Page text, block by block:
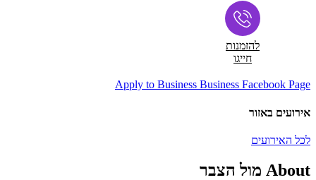
להזמנות
חייגו
Apply to Business Business Facebook Page
אירועים באזור
לכל האירועים
About מול הצבר